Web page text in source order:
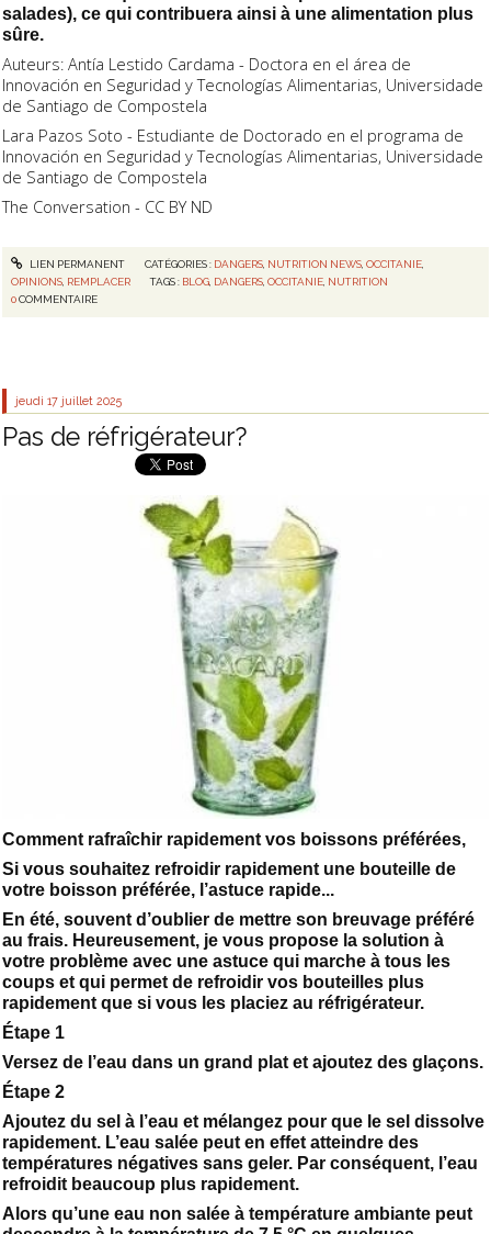
salades), ce qui contribuera ainsi à une alimentation plus
sûre.
Auteurs: Antía Lestido Cardama - Doctora en el área de
Innovación en Seguridad y Tecnologías Alimentarias, Universidade
de Santiago de Compostela
Lara Pazos Soto - Estudiante de Doctorado en el programa de
Innovación en Seguridad y Tecnologías Alimentarias, Universidade
de Santiago de Compostela
The Conversation - CC BY ND
LIEN PERMANENT CATÉGORIES : DANGERS, NUTRITION NEWS, OCCITANIE,
OPINIONS REMPLACER TAGS : BLOG DANGERS ,OCCITANIE NUTRITION
0COMMENTAIRE
jeudi 17 juillet 2025
Pas de réfrigérateur?
Comment rafraîchir rapidement vos boissons préférées,
Si vous souhaitez refroidir rapidement une bouteille de
votre boisson préférée, l’astuce rapide...
En été, souvent d’oublier de mettre son breuvage préféré
au frais. Heureusement, je vous propose la solution à
votre problème avec une astuce qui marche à tous les
coups et qui permet de refroidir vos bouteilles plus
rapidement que si vous les placiez au réfrigérateur.
Étape 1
Versez de l’eau dans un grand plat et ajoutez des glaçons.
Étape 2
Ajoutez du sel à l’eau et mélangez pour que le sel dissolve
rapidement. L’eau salée peut en effet atteindre des
températures négatives sans geler. Par conséquent, l’eau
refroidit beaucoup plus rapidement.
Alors qu’une eau non salée à température ambiante peut